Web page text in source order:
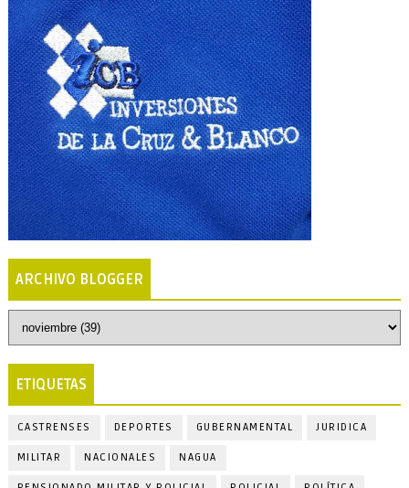
ARCHIVO BLOGGER
ETIQUETAS
CASTRENSES DEPORTES GUBERNAMENTAL JURIDICA
MILITAR NACIONALES NAGUA